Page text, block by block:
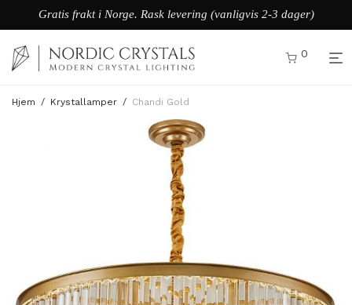
Gratis frakt i Norge. Rask levering (vanligvis 2-3 dager)
0
Hjem / Krystallamper / Chandi Gold